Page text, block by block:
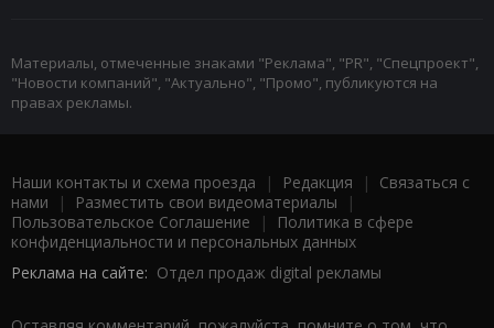
Материалы, отмеченные знаками "Реклама", "PR", "Спецпроект",
"Новости компаний", "Актуально", "Промо", публикуются на
правах рекламы.
Наши контакты и схема проезда | Редакция | Связаться с
нами | Разместить свои видеоматериалы |
Пользовательское Соглашение |
Политика в сфере
конфиденциальности и персональных данных
Реклама на сайте: Отдел продаж digital рекламы